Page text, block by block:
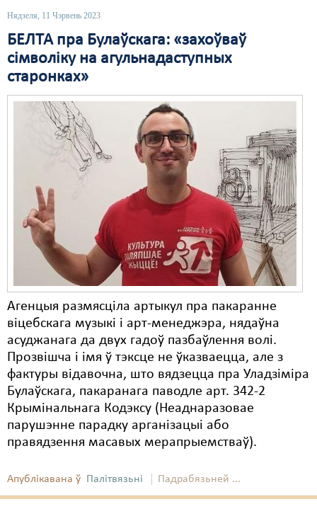
Нядзеля, 11 Чэрвень 2023
БЕЛТА пра Булаўскага: «захоўваў
сімволіку на агульнадаступных
старонках»
Агенцыя размясціла артыкул пра пакаранне
віцебскага музыкі і арт-менеджэра, нядаўна
асуджанага да двух гадоў пазбаўлення волі.
Прозвішча і імя ў тэксце не ўказваецца, але з
фактуры відавочна, што вядзецца пра Уладзіміра
Булаўскага, пакаранага паводле арт. 342-2
Крымінальнага Кодэксу (Неаднаразовае
парушэнне парадку арганізацыі або
правядзення масавых мерапрыемстваў).
Апублікавана ў Палітвязьні Падрабязьней ...
Распальваньне варожасьці
Рознае
Свабода слова
Свабода сумленьня
Сьмяротнае пакараньне
Экалёгія
Правы працоўных
Сацыяльныя правы